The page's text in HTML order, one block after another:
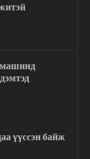
үүссэн байж